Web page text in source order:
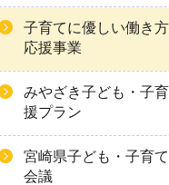
子育てに優しい働き
応援事業
みやざき子ども・子
援プラン
宮崎県子ども・子育
会議